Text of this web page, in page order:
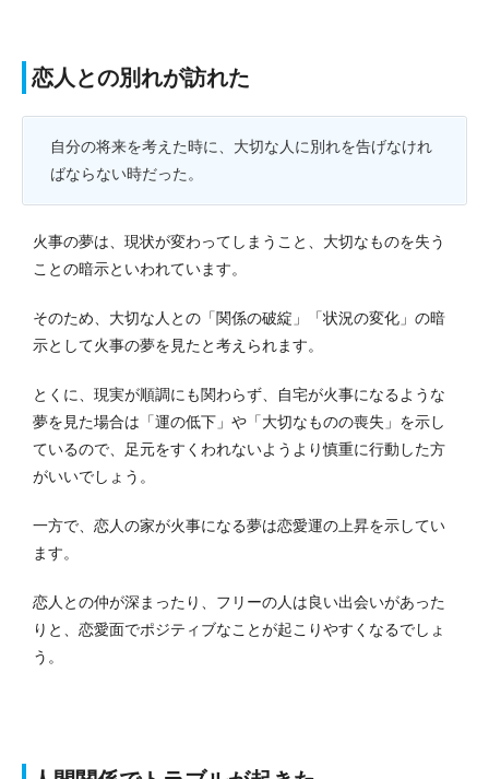
恋人との別れが訪れた
自分の将来を考えた時に、大切な人に別れを告げなけれ
ばならない時だった。
火事の夢は、現状が変わってしまうこと、大切なものを失う
ことの暗示といわれています。
そのため、大切な人との「関係の破綻」「状況の変化」の暗
示として火事の夢を見たと考えられます。
とくに、現実が順調にも関わらず、自宅が火事になるような
夢を見た場合は「運の低下」や「大切なものの喪失」を示し
ているので、足元をすくわれないようより慎重に行動した方
がいいでしょう。
一方で、恋人の家が火事になる夢は恋愛運の上昇を示してい
ます。
恋人との仲が深まったり、フリーの人は良い出会いがあった
りと、恋愛面でポジティブなことが起こりやすくなるでしょ
う。